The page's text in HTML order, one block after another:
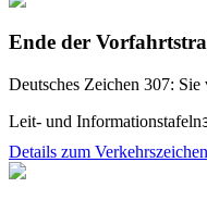
Ende der
Deutsches Zeichen 307: Sie
Leit- und Informationstafeln
Details zum